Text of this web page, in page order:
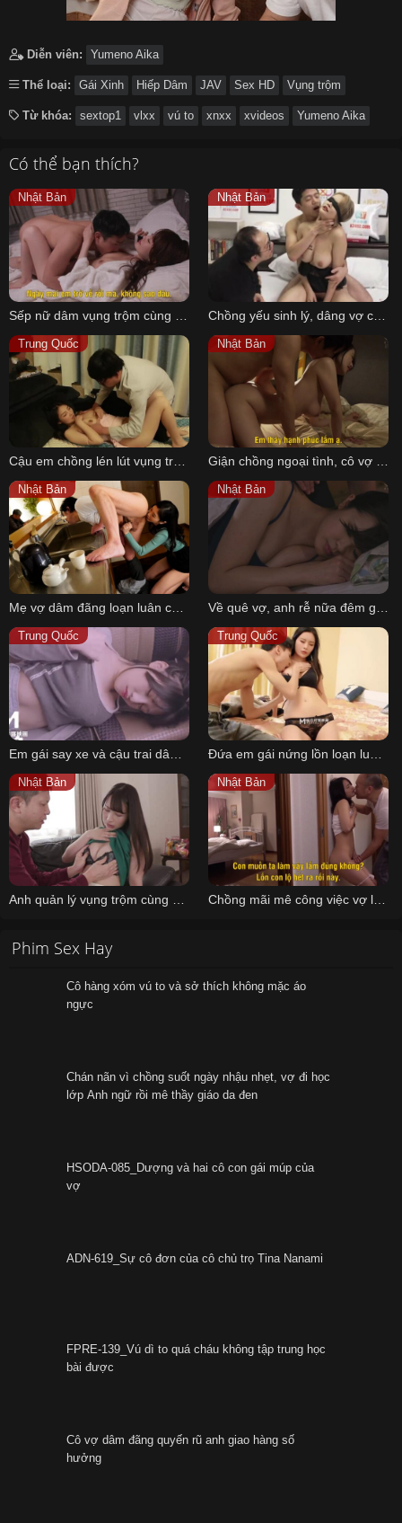
Diễn viên: Yumeno Aika
Thể loại: Gái Xinh Hiếp Dâm JAV Sex HD Vụng trộm
Từ khóa: sextop1 vlxx vú to xnxx xvideos Yumeno Aika
Có thể bạn thích?
Nhật Bản Nhật Bản
Trung Quốc
Cậu em chồng lén lút vụng trộm cùng chị dâu khi anh trai yếu sinh lý
Nhật Bản
Giận chồng ngoại tình, cô vợ vụng trộm cùng cậu trai làm thêm khoai to
Nhật Bản Nhật Bản
Trung Quốc Trung Quốc
Nhật Bản
Anh quản lý vụng trộm cùng em cấp dưới khi vợ vắng nhà
Nhật Bản
Chồng mãi mê công việc vợ loạn luân cùng bố chồng
Phim Sex Hay
Cô hàng xóm vú to và sở thích không mặc áo
ngực
Chán nãn vì chồng suốt ngày nhậu nhẹt, vợ đi học
lớp Anh ngữ rồi mê thầy giáo da đen
HSODA-085_Dượng và hai cô con gái múp của
vợ
ADN-619_Sự cô đơn của cô chủ trọ Tina Nanami
FPRE-139_Vú dì to quá cháu không tập trung học
bài được
Cô vợ dâm đãng quyến rũ anh giao hàng số
hưởng